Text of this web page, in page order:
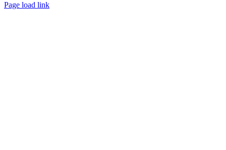
Page load link